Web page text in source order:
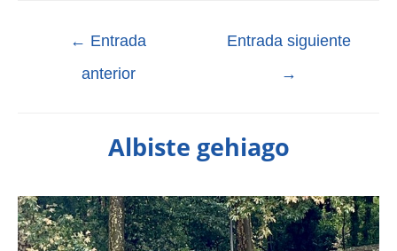
← Entrada
anterior
Entrada siguiente
→
Albiste gehiago